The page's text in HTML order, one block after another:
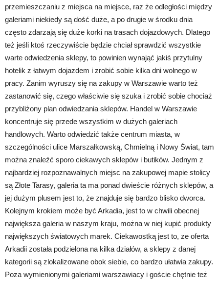
przemieszczaniu z miejsca na miejsce, raz że odległości między
galeriami niekiedy są dość duże, a po drugie w środku dnia
często zdarzają się duże korki na trasach dojazdowych. Dlatego
też jeśli ktoś rzeczywiście będzie chciał sprawdzić wszystkie
warte odwiedzenia sklepy, to powinien wynająć jakiś przytulny
hotelik z łatwym dojazdem i zrobić sobie kilka dni wolnego w
pracy. Zanim wyruszy się na zakupy w Warszawie warto też
zastanowić się, czego właściwie się szuka i zrobić sobie chociaż
przybliżony plan odwiedzania sklepów. Handel w Warszawie
koncentruje się przede wszystkim w dużych galeriach
handlowych. Warto odwiedzić także centrum miasta, w
szczególności ulice Marszałkowską, Chmielną i Nowy Świat, tam
można znaleźć sporo ciekawych sklepów i butików. Jednym z
najbardziej rozpoznawalnych miejsc na zakupowej mapie stolicy
są Złote Tarasy, galeria ta ma ponad dwieście różnych sklepów, a
jej dużym plusem jest to, że znajduje się bardzo blisko dworca.
Kolejnym krokiem może być Arkadia, jest to w chwili obecnej
największa galeria w naszym kraju, można w niej kupić produkty
największych światowych marek. Ciekawostką jest to, ze oferta
Arkadii została podzielona na kilka działów, a sklepy z danej
kategorii są zlokalizowane obok siebie, co bardzo ułatwia zakupy.
Poza wymienionymi galeriami warszawiacy i goście chętnie też